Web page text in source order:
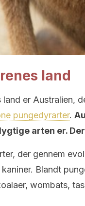
land
land er Australien,
pungedyrarter.
arten er.
der gennem
Blandt
wombats,